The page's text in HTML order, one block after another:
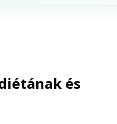
és